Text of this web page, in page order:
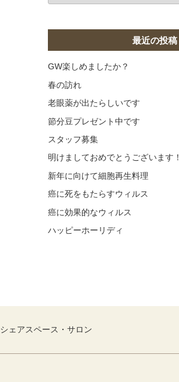
最近の投稿
GW楽しめましたか？
春の訪れ
老眼薬が出たらしいです
節分豆プレゼント中です
スタッフ募集
明けましておめでとうございます！
新年に向けて細胞再生料理
癌に死をもたらすウィルス
癌に効果的なウィルス
ハッピーホーリディ
シェアスペース・サロン